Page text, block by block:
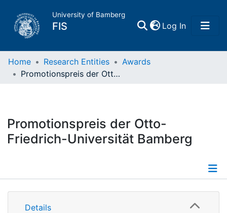
University of Bamberg
FIS Log In(current)
Home
Research Data
Projects
Home Research Entities
Awards
Promotionspreis der Otto-Friedrich-Universität Bamberg
Promotionspreis der Otto-
Friedrich-Universität Bamberg
Information
Details